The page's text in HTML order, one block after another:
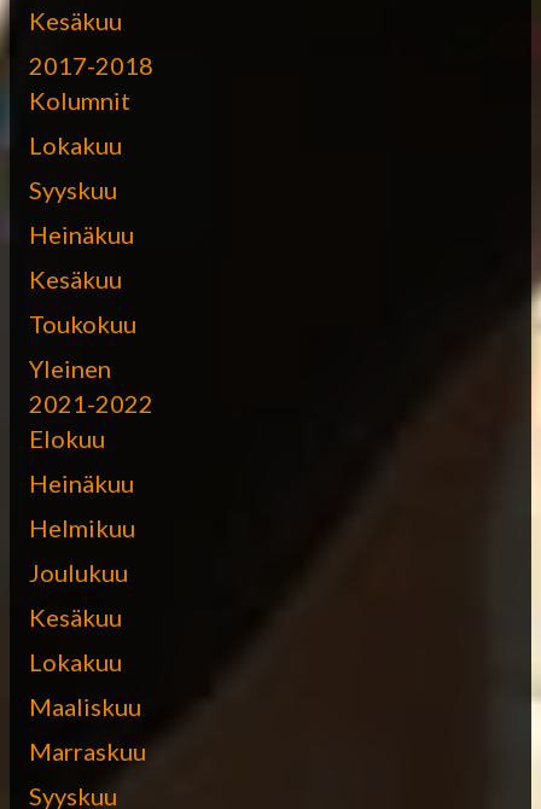
Kesäkuu
2017-2018
Kolumnit
Lokakuu
Syyskuu
Heinäkuu
Kesäkuu
Toukokuu
Yleinen
2021-2022
Elokuu
Heinäkuu
Helmikuu
Joulukuu
Kesäkuu
Lokakuu
Maaliskuu
Marraskuu
Syyskuu